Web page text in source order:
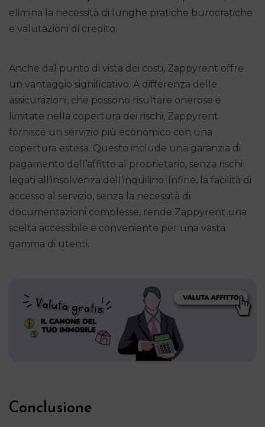
elimina la necessità di lunghe pratiche burocratiche
e valutazioni di credito.
Anche dal punto di vista dei costi, Zappyrent offre
un vantaggio significativo. A differenza delle
assicurazioni, che possono risultare onerose e
limitate nella copertura dei rischi, Zappyrent
fornisce un servizio più economico con una
copertura estesa. Questo include una garanzia di
pagamento dell’affitto al proprietario, senza rischi
legati all’insolvenza dell’inquilino. Infine, la facilità di
accesso al servizio, senza la necessità di
documentazioni complesse, rende Zappyrent una
scelta accessibile e conveniente per una vasta
gamma di utenti.
Conclusione